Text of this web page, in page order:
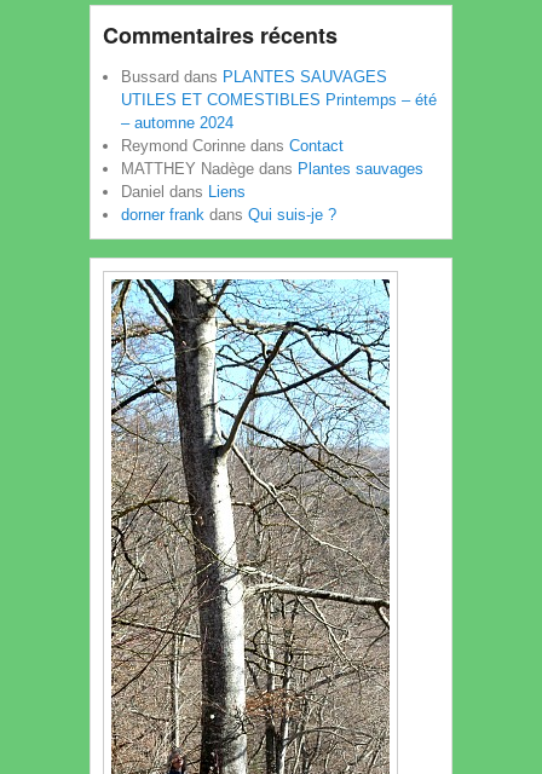
Commentaires récents
Bussard dans PLANTES SAUVAGES
UTILES ET COMESTIBLES Printemps – été
– automne 2024
Reymond Corinne dans Contact
MATTHEY Nadège dans Plantes sauvages
Daniel dans
Liens
dorner frank dans Qui suis-je ?